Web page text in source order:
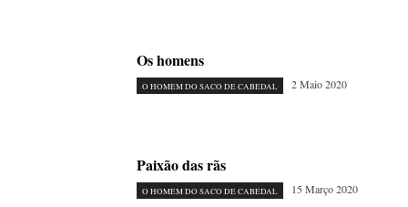
Os homens
O HOMEM DO SACO DE CABEDAL 2 Maio 2020
Paixão das rãs
O HOMEM DO SACO DE CABEDAL 15 Março 2020